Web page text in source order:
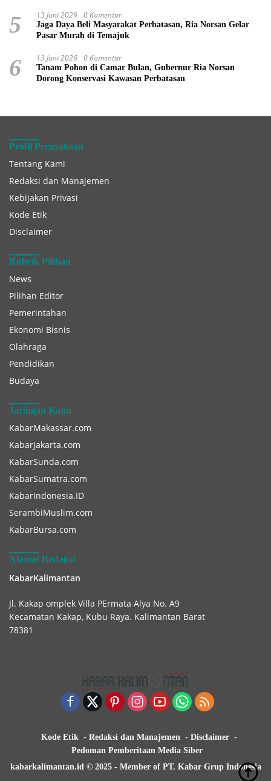
5 13 Juni 2026 0 Komentar
Jaga Daya Beli Masyarakat Perbatasan, Ria Norsan Gelar
Pasar Murah di Temajuk
6 13 Juni 2026 0 Komentar
Tanam Pohon di Camar Bulan, Gubernur Ria Norsan
Dorong Konservasi Kawasan Perbatasan
Profil Perusahaan
Tentang Kami
Redaksi dan Manajemen
Kebijakan Privasi
Kode Etik
Disclaimer
Rubrik Pilihan
News
Pilihan Editor
Pemerintahan
Ekonomi Bisnis
Olahraga
Pendidikan
Budaya
Jaringan Kami
KabarMakassar.com
KabarJakarta.com
KabarSunda.com
KabarSumatra.com
KabarIndonesia.ID
SerambiMuslim.com
KabarBursa.com
Alamat Redaksi
KabarKalimantan
Jl. Kakap omplek Villa PErmata Alya No. A9
Kecamatan Kakap, Kubu Raya. Kalimantan Barat
78381
Kode Etik Redaksi dan Manajemen
Disclaimer
Pedoman Pemberitaan Media Siber
kabarkalimantan.id © 2025 - Member of PT. Kabar Grup Indonesia